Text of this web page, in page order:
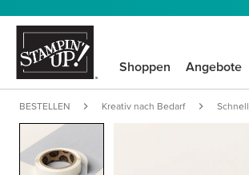
Shoppen Angebote
BESTELLEN Kreativ nach Bedarf